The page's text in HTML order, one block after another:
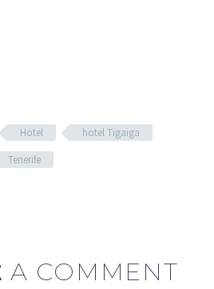
Hotel
hotel Tigaiga
Tenerife
A COMMENT